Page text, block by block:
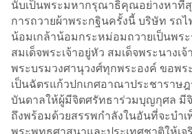
นับเป็นพระมหากรุณาธิคุณอย่างหาที่สุ
การถวายผ้าพระกฐินครั้งนี้ บริษัท รถ
น้อมเกล้าน้อมกระหม่อมถวายเป็นพร
สมเด็จพระเจ้าอยู่หัว สมเด็จพระนางเ
พระบรมวงศานุวงศ์ทุกพระองค์ ขอพร
เป็นฉัตรแก้วปกเกศอาณาประชาราษ
บันดาลให้ผู้มีจิตศรัทธาร่วมบุญกุศล มี
ถึงพร้อมด้วยสรรพกำลังในอันที่จะบำ
พระพุทธศาสนาและประเทศชาติให้เจ